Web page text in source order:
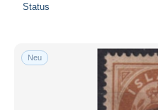
Status
Neu